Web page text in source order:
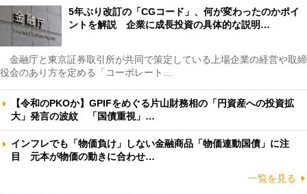
5年ぶり改訂の「CGコード」、何が変わったのかポイ
ントを解説 企業に成長投資の具体的な説明…
金融庁と東京証券取引所が共同で策定している上場企業の経営や取締
役会のあり方を定める「コーポレート…
【令和のPKOか】GPIFをめぐる片山財務相の「円資産への投資拡
大」発言の波紋 「国債重視」…
インフレでも「物価負け」しない金融商品「物価連動国債」に注
目 元本が物価の動きに合わせ…
一覧を見る